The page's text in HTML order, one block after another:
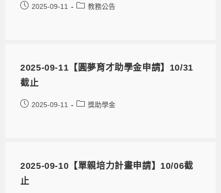
2025-09-11 教務公告
2025-09-11【圓夢育才助學金申請】10/31
截止
2025-09-11 獎助學金
2025-09-10【單親培力計畫申請】10/06截
止